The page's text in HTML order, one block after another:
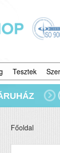
Tesztek
Főoldal